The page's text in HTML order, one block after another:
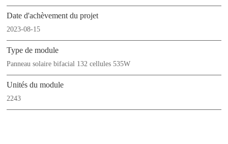
Date d'achèvement du projet
2023-08-15
Type de module
Panneau solaire bifacial 132 cellules 535W
Unités du module
2243